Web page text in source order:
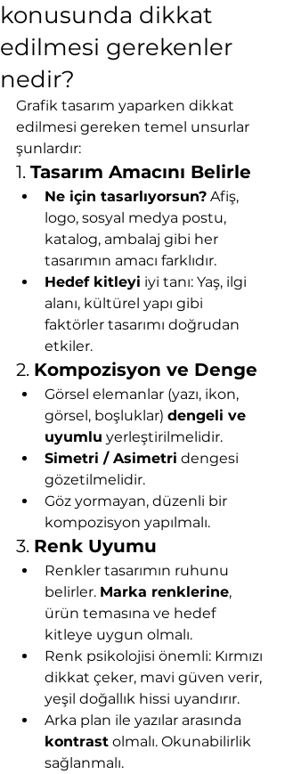
konusunda dikkat
edilmesi gerekenler
nedir?
Grafik tasarım yaparken dikkat
edilmesi gereken temel unsurlar
şunlardır:
1. Tasarım Amacını Belirle
Ne için tasarlıyorsun? Afiş,
logo, sosyal medya postu,
katalog, ambalaj gibi her
tasarımın amacı farklıdır.
Hedef kitleyi iyi tanı: Yaş, ilgi
alanı, kültürel yapı gibi
faktörler tasarımı doğrudan
etkiler.
2. Kompozisyon ve Denge
Görsel elemanlar (yazı, ikon,
görsel, boşluklar) dengeli ve
uyumlu yerleştirilmelidir.
Simetri / Asimetri dengesi
gözetilmelidir.
Göz yormayan, düzenli bir
kompozisyon yapılmalı.
3. Renk Uyumu
Renkler tasarımın ruhunu
belirler. Marka renklerine,
ürün temasına ve hedef
kitleye uygun olmalı.
Renk psikolojisi önemli: Kırmızı
dikkat çeker, mavi güven verir,
yeşil doğallık hissi uyandırır.
Arka plan ile yazılar arasında
kontrast olmalı. Okunabilirlik
sağlanmalı.